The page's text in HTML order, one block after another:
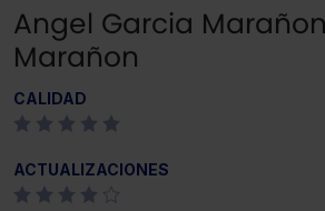
Angel Garcia
Marañon
CALIDAD
ACTUALIZACIONES